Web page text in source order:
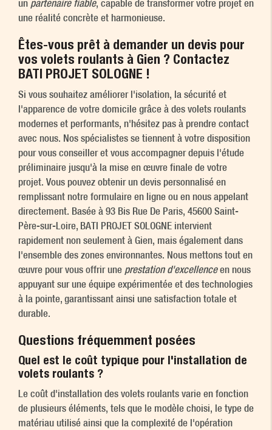
un partenaire fiable, capable de transformer votre projet en
une réalité concrète et harmonieuse.
Êtes-vous prêt à demander un devis pour
vos volets roulants à Gien ? Contactez
BATI PROJET SOLOGNE !
Si vous souhaitez améliorer l'isolation, la sécurité et
l'apparence de votre domicile grâce à des volets roulants
modernes et performants, n'hésitez pas à prendre contact
avec nous. Nos spécialistes se tiennent à votre disposition
pour vous conseiller et vous accompagner depuis l'étude
préliminaire jusqu'à la mise en œuvre finale de votre
projet. Vous pouvez obtenir un devis personnalisé en
remplissant notre formulaire en ligne ou en nous appelant
directement. Basée à 93 Bis Rue De Paris, 45600 Saint-
Père-sur-Loire, BATI PROJET SOLOGNE intervient
rapidement non seulement à Gien, mais également dans
l'ensemble des zones environnantes. Nous mettons tout en
œuvre pour vous offrir une prestation d'excellenceen nous
appuyant sur une équipe expérimentée et des technologies
à la pointe, garantissant ainsi une satisfaction totale et
durable.
Questions fréquemment posées
Quel est le coût typique pour l'installation de
volets roulants ?
Le coût d'installation des volets roulants varie en fonction
de plusieurs éléments, tels que le modèle choisi, le type de
matériau utilisé ainsi que la complexité de l'opération